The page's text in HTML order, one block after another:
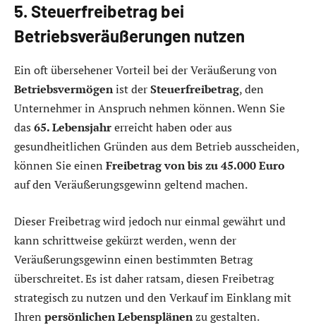
5. Steuerfreibetrag bei
Betriebsveräußerungen nutzen
Ein oft übersehener Vorteil bei der Veräußerung von
Betriebsvermögenist derSteuerfreibetrag, den
Unternehmer in Anspruch nehmen können. Wenn Sie
das 65. Lebensjahrerreicht haben oder aus
gesundheitlichen Gründen aus dem Betrieb ausscheiden,
können Sie einen Freibetrag von bis zu 45.000 Euro
auf den Veräußerungsgewinn geltend machen.
Dieser Freibetrag wird jedoch nur einmal gewährt und
kann schrittweise gekürzt werden, wenn der
Veräußerungsgewinn einen bestimmten Betrag
überschreitet. Es ist daher ratsam, diesen Freibetrag
strategisch zu nutzen und den Verkauf im Einklang mit
Ihren persönlichen Lebensplänenzu gestalten.